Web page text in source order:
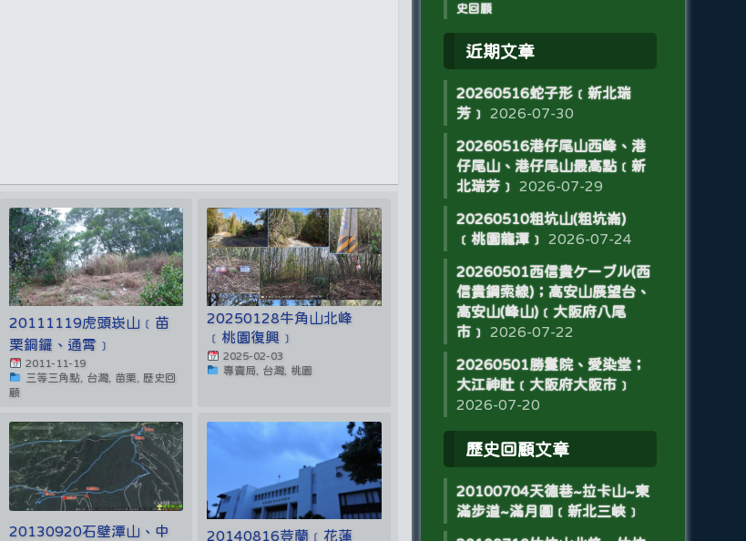
20111119虎頭崁山﹝苗
栗銅鑼、通霄﹞
2011-11-19
三等三角點, 台灣, 苗栗, 歷史回
顧
20250128牛角山北峰
﹝桃園復興﹞
2025-02-03
專賣局, 台灣, 桃園
20130920石壁潭山、中 20140816荳蘭﹝花蓮
史回顧
近期文章
20260516蛇子形﹝新北瑞
芳﹞
2026-07-30
20260516港仔尾山西峰、港
仔尾山、港仔尾山最高點﹝新
北瑞芳﹞
2026-07-29
20260510粗坑山(粗坑崙)
﹝桃園龍潭﹞
2026-07-24
20260501西信貴ケーブル(西
信貴鋼索線)；高安山展望台、
高安山(峰山)﹝大阪府八尾
市﹞
2026-07-22
20260501勝鬘院、愛染堂；
大江神社﹝大阪府大阪市﹞
2026-07-20
歷史回顧文章
20100704天德巷~拉卡山~東
滿步道~滿月圓﹝新北三峽﹞